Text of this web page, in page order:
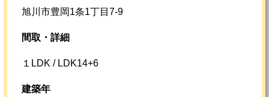
旭川市豊岡1条1丁目7-9
間取・詳細
１LDK / LDK14+6
建築年